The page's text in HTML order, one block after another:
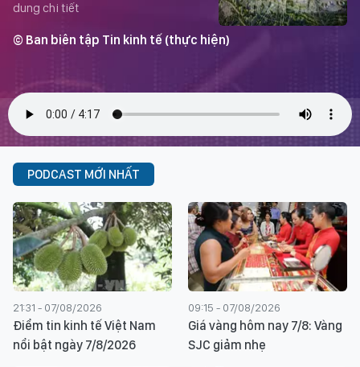
dung chi tiết
© Ban biên tập Tin kinh tế (thực hiện)
PODCAST MỚI NHẤT
21:31 - 07/08/2026
Điểm tin kinh tế Việt Nam
nổi bật ngày 7/8/2026
09:15 - 07/08/2026
Giá vàng hôm nay 7/8: Vàng
SJC giảm nhẹ